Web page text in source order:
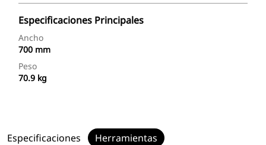
Especificaciones Principales
Ancho
700 mm
Peso
70.9 kg
Especificaciones Herramientas